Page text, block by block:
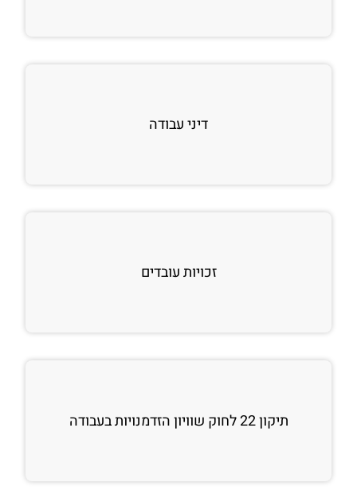
דיני עבודה
זכויות עובדים
תיקון 22 לחוק שוויון הזדמנויות בעבודה